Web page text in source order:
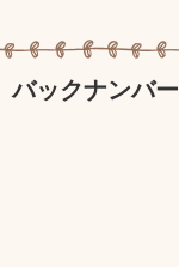
バックナンバー